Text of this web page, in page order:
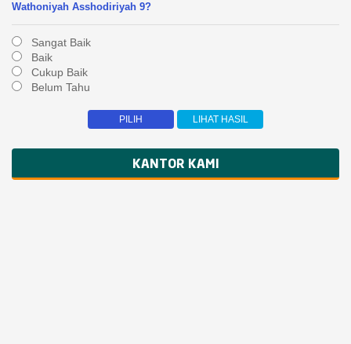
Wathoniyah Asshodiriyah 9?
Sangat Baik
Baik
Cukup Baik
Belum Tahu
KANTOR KAMI